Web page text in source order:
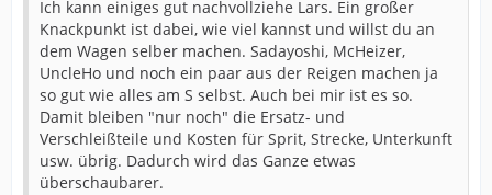
Ich kann einiges gut nachvollziehe Lars. Ein großer
Knackpunkt ist dabei, wie viel kannst und willst du an
dem Wagen selber machen. Sadayoshi, McHeizer,
UncleHo und noch ein paar aus der Reigen machen ja
so gut wie alles am S selbst. Auch bei mir ist es so.
Damit bleiben "nur noch" die Ersatz- und
Verschleißteile und Kosten für Sprit, Strecke, Unterkunft
usw. übrig. Dadurch wird das Ganze etwas
überschaubarer.